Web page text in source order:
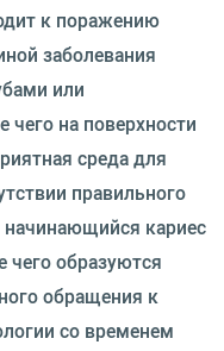
к поражению
заболевания
или
чего на поверхности
среда для
правильного
начинающийся кариес
чего образуются
обращения к
со временем